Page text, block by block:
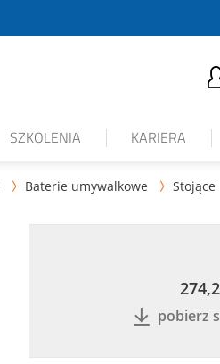
SZKOLENIA KARIERA
 Baterie umywalkowe  Stojące
pobierz